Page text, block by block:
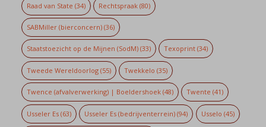
Raad van State (34) Rechtspraak (80)
SABMiller (bierconcern)(36)
Staatstoezicht op de Mijnen (SodM)(33) Texoprint (34)
Tweede Wereldoorlog(55) Twekkelo (35)
Twence (afvalverwerking) | Boeldershoek(48) Twente (41)
Usseler Es(63) Usseler Es (bedrijventerrein) (94) Usselo (45)